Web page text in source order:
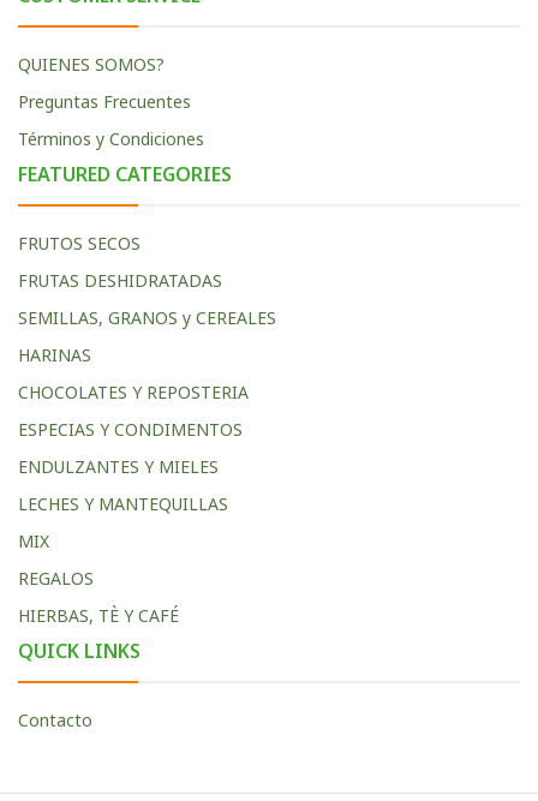
QUIENES SOMOS?
Preguntas Frecuentes
Términos y Condiciones
FEATURED CATEGORIES
FRUTOS SECOS
FRUTAS DESHIDRATADAS
SEMILLAS, GRANOS y CEREALES
HARINAS
CHOCOLATES Y REPOSTERIA
ESPECIAS Y CONDIMENTOS
ENDULZANTES Y MIELES
LECHES Y MANTEQUILLAS
MIX
REGALOS
HIERBAS, TÈ Y CAFÉ
QUICK LINKS
Contacto